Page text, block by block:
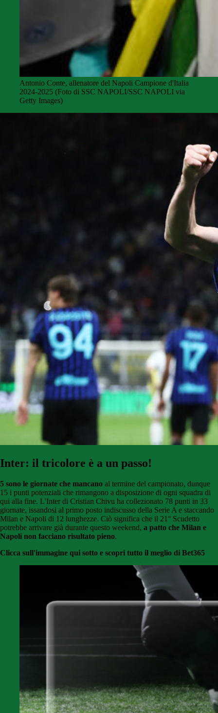
Antonio Conte, allenatore del Napoli Campione d'Italia
2024-2025 (Foto di SSC NAPOLI/SSC NAPOLI via
Getty Images)
Inter: il tricolore è a un passo!
5 sono le giornate che mancano al termine del campionato, dunque
15 i punti potenziali che rimangono a disposizione di ogni squadra di
qui alla fine. L'Inter di Cristian Chivu ha collezionato 78 punti in 33
giornate, issandosi al primo posto indiscusso della Serie A e staccando
Milan e Napoli di 12 lunghezze. Ciò significa che il 21° Scudetto
potrebbe arrivare già durante questo weekend, a patto che Milan e
Napoli non facciano risultato pieno.
Clicca sull'immagine qui sotto e scopri tutto il meglio di Bet365